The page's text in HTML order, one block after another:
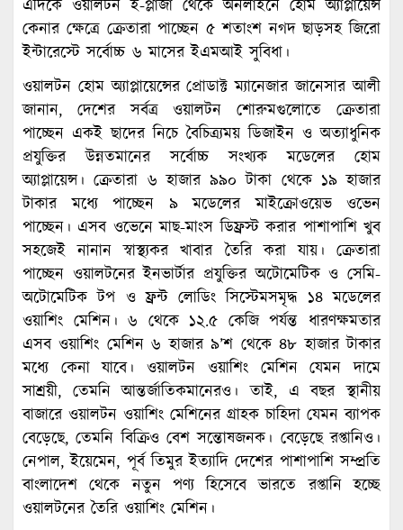
এদিকে ওয়ালটন ই-প্লাজা থেকে অনলাইনে হোম অ্যাপ্লায়েন্স
কেনার ক্ষেত্রে ক্রেতারা পাচ্ছেন ৫ শতাংশ নগদ ছাড়সহ জিরো
ইন্টারেস্টে সর্বোচ্চ ৬ মাসের ইএমআই সুবিধা।
ওয়ালটন হোম অ্যাপ্লায়েন্সের প্রোডাক্ট ম্যানেজার জানেসার আলী
জানান, দেশের সর্বত্র ওয়ালটন শোরুমগুলোতে ক্রেতারা
পাচ্ছেন একই ছাদের নিচে বৈচিত্র্যময় ডিজাইন ও অত্যাধুনিক
প্রযুক্তির উন্নতমানের সর্বোচ্চ সংখ্যক মডেলের হোম
অ্যাপ্লায়েন্স। ক্রেতারা ৬ হাজার ৯৯০ টাকা থেকে ১৯ হাজার
টাকার মধ্যে পাচ্ছেন ৯ মডেলের মাইক্রোওয়েভ ওভেন
পাচ্ছেন। এসব ওভেনে মাছ-মাংস ডিফ্রস্ট করার পাশাপাশি খুব
সহজেই নানান স্বাস্থ্যকর খাবার তৈরি করা যায়। ক্রেতারা
পাচ্ছেন ওয়ালটনের ইনভার্টার প্রযুক্তির অটোমেটিক ও সেমি-
অটোমেটিক টপ ও ফ্রন্ট লোডিং সিস্টেমসমৃদ্ধ ১৪ মডেলের
ওয়াশিং মেশিন। ৬ থেকে ১২.৫ কেজি পর্যন্ত ধারণক্ষমতার
এসব ওয়াশিং মেশিন ৬ হাজার ৯’শ থেকে ৪৮ হাজার টাকার
মধ্যে কেনা যাবে। ওয়ালটন ওয়াশিং মেশিন যেমন দামে
সাশ্রয়ী, তেমনি আন্তর্জাতিকমানেরও। তাই, এ বছর স্থানীয়
বাজারে ওয়ালটন ওয়াশিং মেশিনের গ্রাহক চাহিদা যেমন ব্যাপক
বেড়েছে, তেমনি বিক্রিও বেশ সন্তোষজনক। বেড়েছে রপ্তানিও।
নেপাল, ইয়েমেন, পূর্ব তিমুর ইত্যাদি দেশের পাশাপাশি সম্প্রতি
বাংলাদেশ থেকে নতুন পণ্য হিসেবে ভারতে রপ্তানি হচ্ছে
ওয়ালটনের তৈরি ওয়াশিং মেশিন।